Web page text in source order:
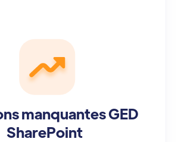
manquantes GED
SharePoint